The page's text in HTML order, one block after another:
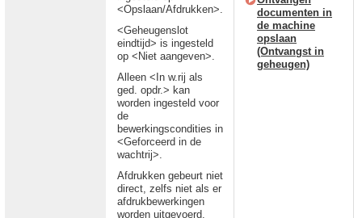
<Opslaan/Afdrukken>.
<Geheugenslot
eindtijd> is ingesteld
op <Niet aangeven>.
Alleen <In w.rij als
ged. opdr.> kan
worden ingesteld voor
de
bewerkingscondities in
<Geforceerd in de
wachtrij>.
Afdrukken gebeurt niet
direct, zelfs niet als er
afdrukbewerkingen
worden uitgevoerd.
documenten in
de machine
opslaan
(Ontvangst in
geheugen)